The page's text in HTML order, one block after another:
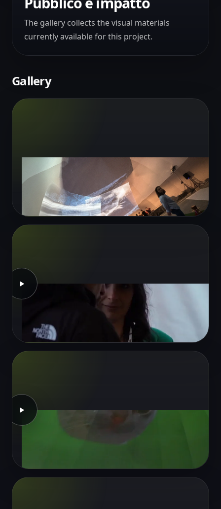
The gallery collects the visual materials
currently available for this project.
Gallery